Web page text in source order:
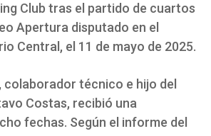
Club tras el partido de cuartos
Apertura disputado en el
Central, el 11 de mayo de 2025.
colaborador técnico e hijo del
Costas, recibió una
fechas. Según el informe del